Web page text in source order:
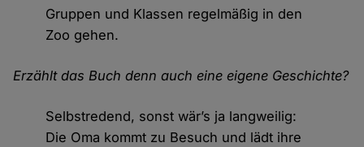
Gruppen und Klassen regelmäßig in den
Zoo gehen.
Erzählt das Buch denn auch eine eigene Geschichte?
Selbstredend, sonst wär’s ja langweilig:
Die Oma kommt zu Besuch und lädt ihre